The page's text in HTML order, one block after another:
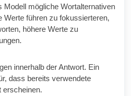
Modell mögliche Wortalternativen
Werte führen zu fokussierteren,
höhere Werte zu
innerhalb der Antwort. Ein
dass bereits verwendete
erscheinen.